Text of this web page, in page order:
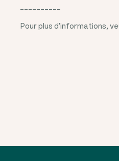
Pour plus d'informations,